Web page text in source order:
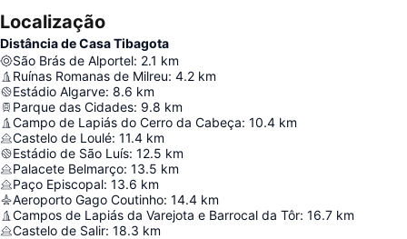
Localização
Distância de Casa Tibagota
São Brás de Alportel: 2.1 km
Ruínas Romanas de Milreu: 4.2 km
Estádio Algarve: 8.6 km
Parque das Cidades: 9.8 km
Campo de Lapiás do Cerro da Cabeça: 10.4 km
Castelo de Loulé: 11.4 km
Estádio de São Luís: 12.5 km
Palacete Belmarço: 13.5 km
Paço Episcopal: 13.6 km
Aeroporto Gago Coutinho: 14.4 km
Campos de Lapiás da Varejota e Barrocal da Tôr: 16.7 km
Castelo de Salir: 18.3 km